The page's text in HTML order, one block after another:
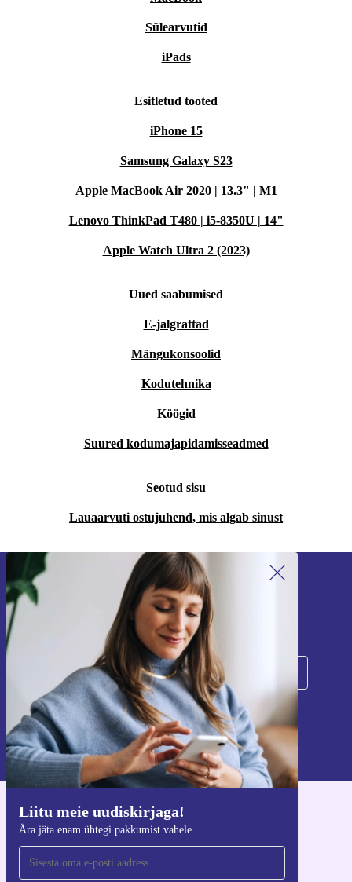
Sülearvutid
iPads
Esitletud tooted
iPhone 15
Samsung Galaxy S23
Apple MacBook Air 2020 | 13.3" | M1
Lenovo ThinkPad T480 | i5-8350U | 14"
Apple Watch Ultra 2 (2023)
Uued saabumised
E-jalgrattad
Mängukonsoolid
Kodutehnika
Köögid
Suured kodumajapidamisseadmed
Seotud sisu
Lauaarvuti ostujuhend, mis algab sinust
Liitu meie uudiskirjaga!
Ära jäta enam ühtegi pakkumist vahele
Liitu meie uudiskirjaga!
Ära jäta enam ühtegi pakkumist vahele.
Registreeru
Teavet isikuandmete kasutamise kohta leiate meie
privaatsuspoliitikast.
Hangi refurbed rakendus
iOS-i ja Androidi jaoks